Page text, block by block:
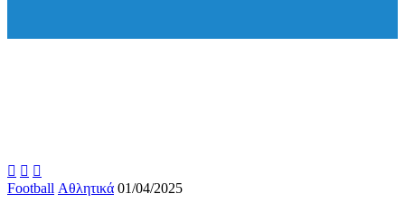
  
Football Αθλητικά 01/04/2025